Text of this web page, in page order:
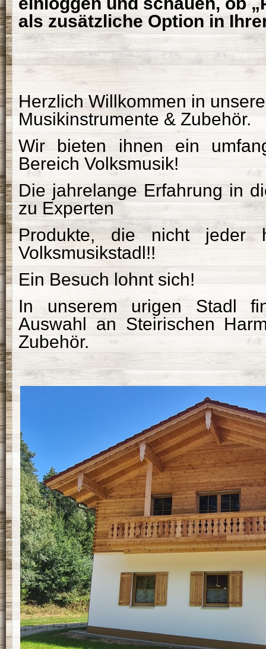
als zusätzliche Option in
Herzlich Willkommen in
Musikinstrumente & Zubehör.
Wir bieten ihnen ein
Bereich Volksmusik!
Die jahrelange Erfahrung in
zu Experten
Produkte, die nicht
Volksmusikstadl!!
Ein Besuch lohnt sich!
In unserem urigen Stadl
Auswahl an Steirischen
Zubehör.